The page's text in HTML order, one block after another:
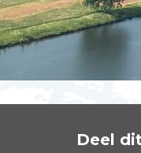
Deel